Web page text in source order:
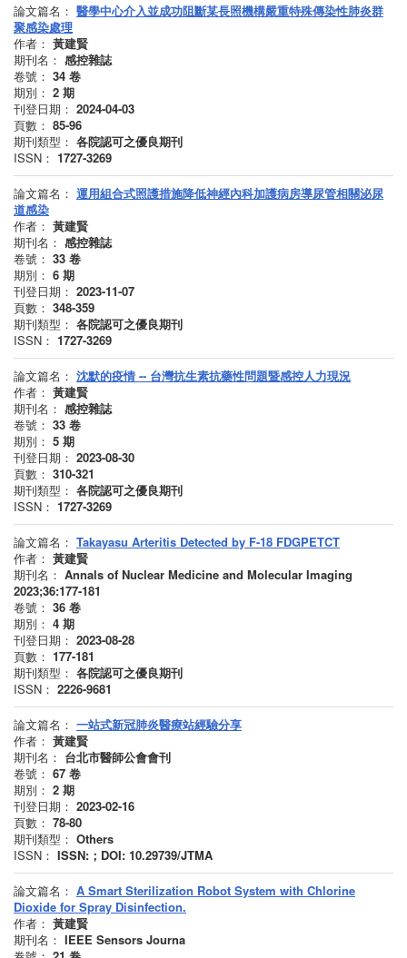
論文篇名： 醫學中心介入並成功阻斷某長照機構嚴重特殊傳染性肺炎群
聚感染處理
作者： 黃建賢
期刊名： 感控雜誌
卷號： 34 卷
期別： 2 期
刊登日期： 2024-04-03
頁數： 85-96
期刊類型： 各院認可之優良期刊
ISSN： 1727-3269
論文篇名： 運用組合式照護措施降低神經內科加護病房導尿管相關泌尿
道感染
作者： 黃建賢
期刊名： 感控雜誌
卷號： 33 卷
期別： 6 期
刊登日期： 2023-11-07
頁數： 348-359
期刊類型： 各院認可之優良期刊
ISSN： 1727-3269
論文篇名： 沈默的疫情 -- 台灣抗生素抗藥性問題暨感控人力現況
作者： 黃建賢
期刊名： 感控雜誌
卷號： 33 卷
期別： 5 期
刊登日期： 2023-08-30
頁數： 310-321
期刊類型： 各院認可之優良期刊
ISSN： 1727-3269
論文篇名： Takayasu Arteritis Detected by F-18 FDGPETCT
作者： 黃建賢
期刊名： Annals of Nuclear Medicine and Molecular Imaging
2023;36:177-181
卷號： 36 卷
期別： 4 期
刊登日期： 2023-08-28
頁數： 177-181
期刊類型： 各院認可之優良期刊
ISSN： 2226-9681
論文篇名： 一站式新冠肺炎醫療站經驗分享
作者： 黃建賢
期刊名： 台北市醫師公會會刊
卷號： 67 卷
期別： 2 期
刊登日期： 2023-02-16
頁數： 78-80
期刊類型： Others
ISSN： ISSN:；DOI: 10.29739/JTMA
論文篇名： A Smart Sterilization Robot System with Chlorine
Dioxide for Spray Disinfection.
作者： 黃建賢
期刊名： IEEE Sensors Journa